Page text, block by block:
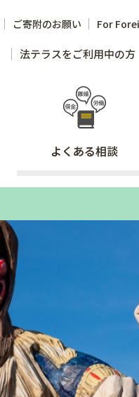
ご寄附のお願い For
法テラスをご利用中の方
よくある相談